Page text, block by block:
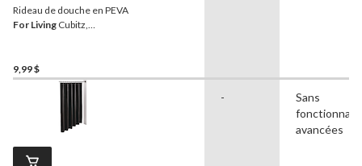
Rideau de douche en PEVA
For Living Cubitz,
9,99 $
-
Sans
avancées